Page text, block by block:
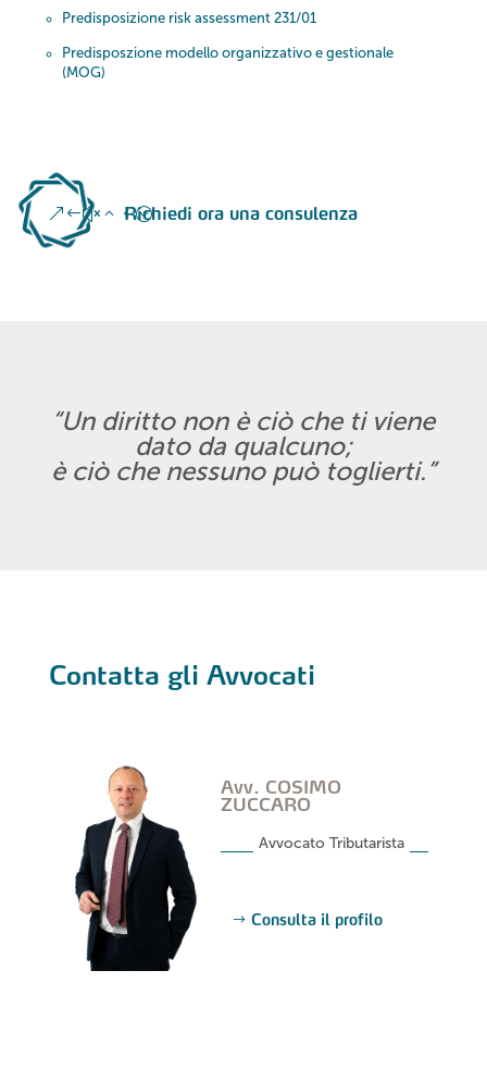
Predisposizione risk assessment 231/01
Predisposzione modello organizzativo e gestionale
(MOG)
Richiedi ora una consulenza
“Un diritto non è ciò che ti viene
dato da qualcuno;
è ciò che nessuno può toglierti.”
Contatta gli Avvocati
Avv. COSIMO
ZUCCARO
Avvocato Tributarista
Consulta il profilo